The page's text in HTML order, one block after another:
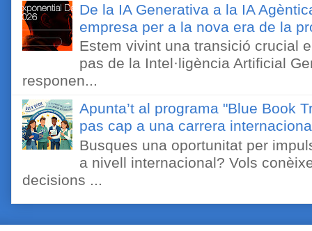
De la IA Generativa a la IA
empresa per a la nova era de la
Estem vivint una transició crucial
pas de la Intel·ligència Artificial
responen...
Apunta’t al programa "Blue Book
pas cap a una carrera
Busques una oportunitat per
a nivell internacional? Vols
decisions ...